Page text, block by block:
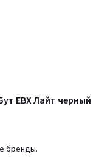
ЕВХ Лайт черный
бренды.